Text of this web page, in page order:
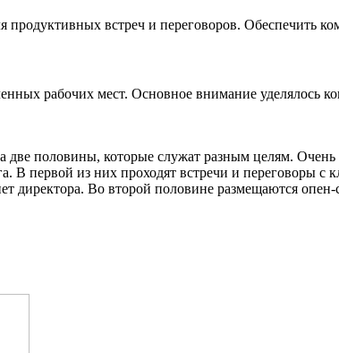
продуктивных встреч и переговоров. Обеспечить
рабочих мест. Основное внимание уделялось
две половины, которые служат разным целям.
В первой из них проходят встречи и переговоры с
директора. Во второй половине размещаются